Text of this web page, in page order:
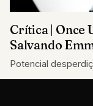
Crítica | Once
Salvando
Potencial